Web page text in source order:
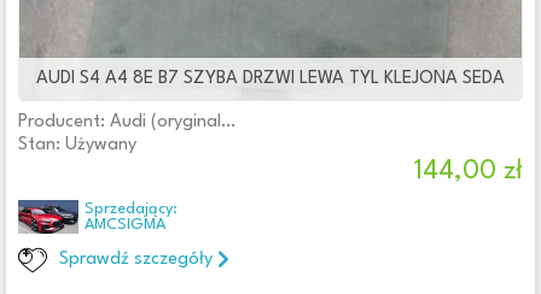
AUDI S4 A4 8E B7 SZYBA DRZWI LEWA TYL KLEJONA SEDA
Producent: Audi (oryginalne OE)
Stan: Używany
144,00 zł
Sprzedający:
AMCSIGMA
Sprawdź szczegóły